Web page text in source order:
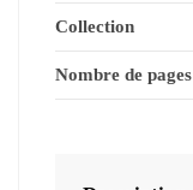
Collection
Nombre de pages